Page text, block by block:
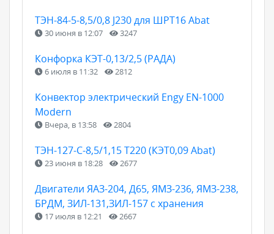
ТЭН-84-5-8,5/0,8 J230 для ШРТ16 Abat
30 июня в 12:07 3247
Конфорка КЭТ-0,13/2,5 (РАДА)
6 июля в 11:32 2812
Конвектор электрический Engy EN-1000
Modern
Вчера, в 13:58 2804
ТЭН-127-С-8,5/1,15 Т220 (КЭТ0,09 Abat)
23 июня в 18:28 2677
Двигатели ЯАЗ-204, Д65, ЯМЗ-236, ЯМЗ-238,
БРДМ, ЗИЛ-131,ЗИЛ-157 с хранения
17 июля в 12:21 2667